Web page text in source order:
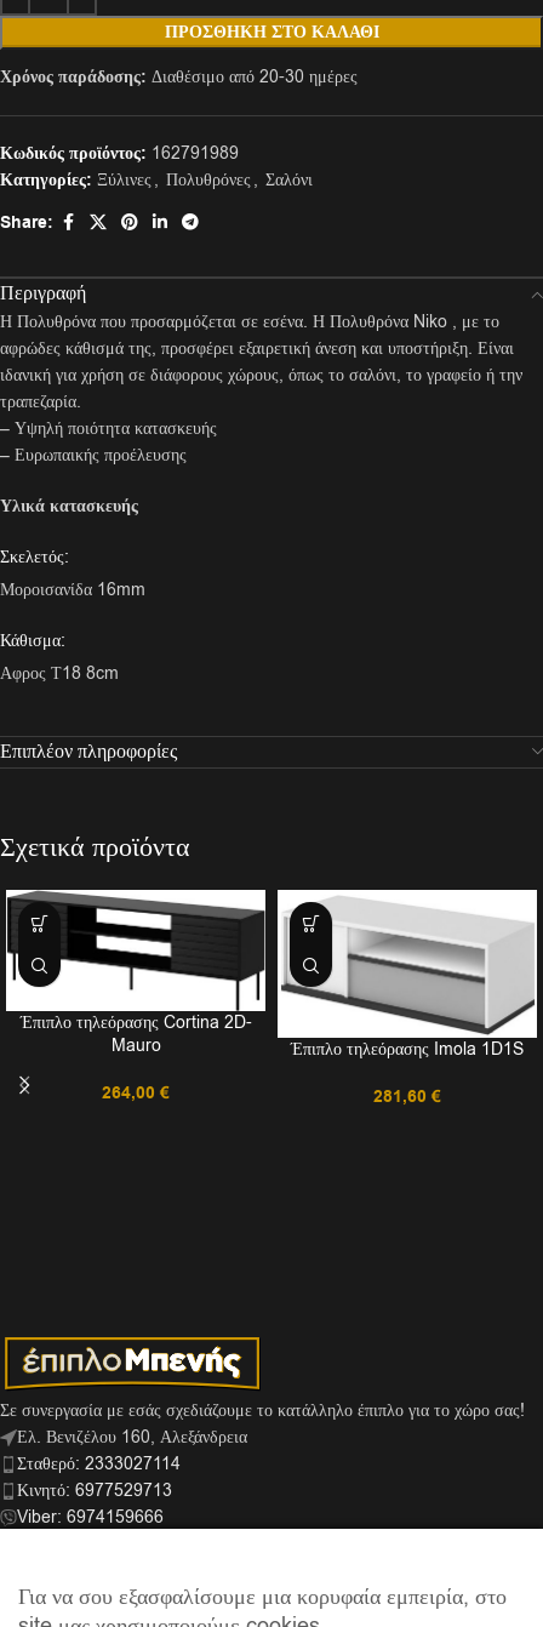
ΠΡΟΣΘΉΚΗ ΣΤΟ ΚΑΛΆΘΙ
Χρόνος παράδοσης: Διαθέσιμο από 20-30 ημέρες
Κωδικός προϊόντος: 162791989
Κατηγορίες: Ξύλινες, Πολυθρόνες, Σαλόνι
Share:
Περιγραφή
Η Πολυθρόνα που προσαρμόζεται σε εσένα. Η Πολυθρόνα Niko , με το
αφρώδες κάθισμά της, προσφέρει εξαιρετική άνεση και υποστήριξη. Είναι
ιδανική για χρήση σε διάφορους χώρους, όπως το σαλόνι, το γραφείο ή την
τραπεζαρία.
– Υψηλή ποιότητα κατασκευής
– Ευρωπαικής προέλευσης
Υλικά κατασκευής
Σκελετός:
Μοροισανίδα 16mm
Κάθισμα:
Αφρος Τ18 8cm
Επιπλέον πληροφορίες
Σχετικά προϊόντα
Έπιπλο τηλεόρασης Cortina 2D-
Mauro
264,00 €
Έπιπλο τηλεόρασης Imola 1D1S
281,60 €
Σε συνεργασία με εσάς σχεδιάζουμε το κατάλληλο έπιπλο για το χώρο σας!
Ελ. Βενιζέλου 160, Αλεξάνδρεια
Σταθερό: 2333027114
Κινητό: 6977529713
Viber: 6974159666
Για να σου εξασφαλίσουμε μια κορυφαία εμπειρία, στο